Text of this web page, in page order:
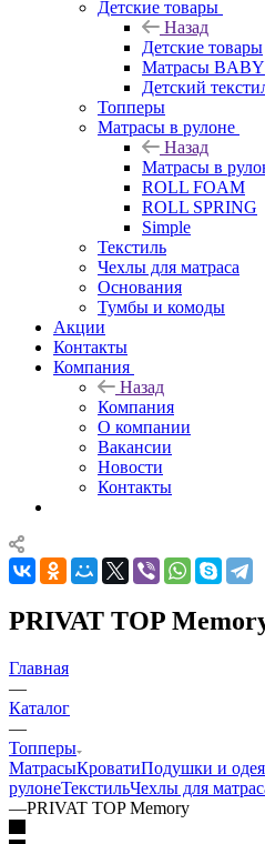
Детские товары
Назад
Детские товары
Матрасы BABY
Детский
Топперы
Матрасы в рулоне
Назад
Матрасы в
ROLL FOAM
ROLL SPRING
Simple
Текстиль
Чехлы для матраса
Основания
Тумбы и комоды
Акции
Контакты
Компания
Назад
Компания
О компании
Вакансии
Новости
Контакты
PRIVAT TOP
Главная
—
Каталог
—
Топперы
МатрасыКроватиПодушки и
рулонеТекстильЧехлы для
—PRIVAT TOP Memory